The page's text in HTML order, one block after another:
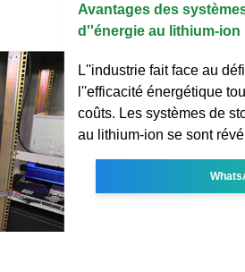
Avantages des
d''énergie au lithium-ion
L''industrie fait face au
l''efficacité énergétique
coûts. Les systèmes de
au lithium-ion se sont